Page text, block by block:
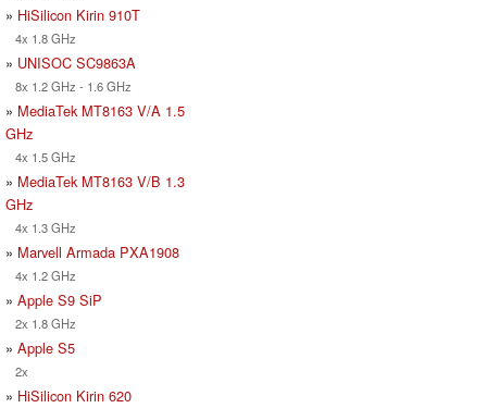
» HiSilicon Kirin 910T
4x 1.8 GHz
» UNISOC SC9863A
8x 1.2 GHz - 1.6 GHz
» MediaTek MT8163 V/A 1.5
GHz
4x 1.5 GHz
» MediaTek MT8163 V/B 1.3
GHz
4x 1.3 GHz
» Marvell Armada PXA1908
4x 1.2 GHz
» Apple S9 SiP
2x 1.8 GHz
» Apple S5
2x
» HiSilicon Kirin 620